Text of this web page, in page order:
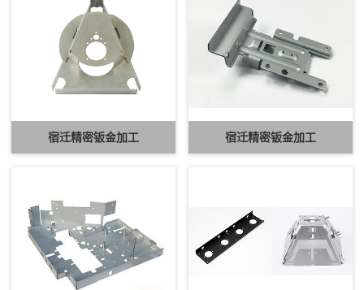
宿迁精密钣金加工 宿迁精密钣金加工